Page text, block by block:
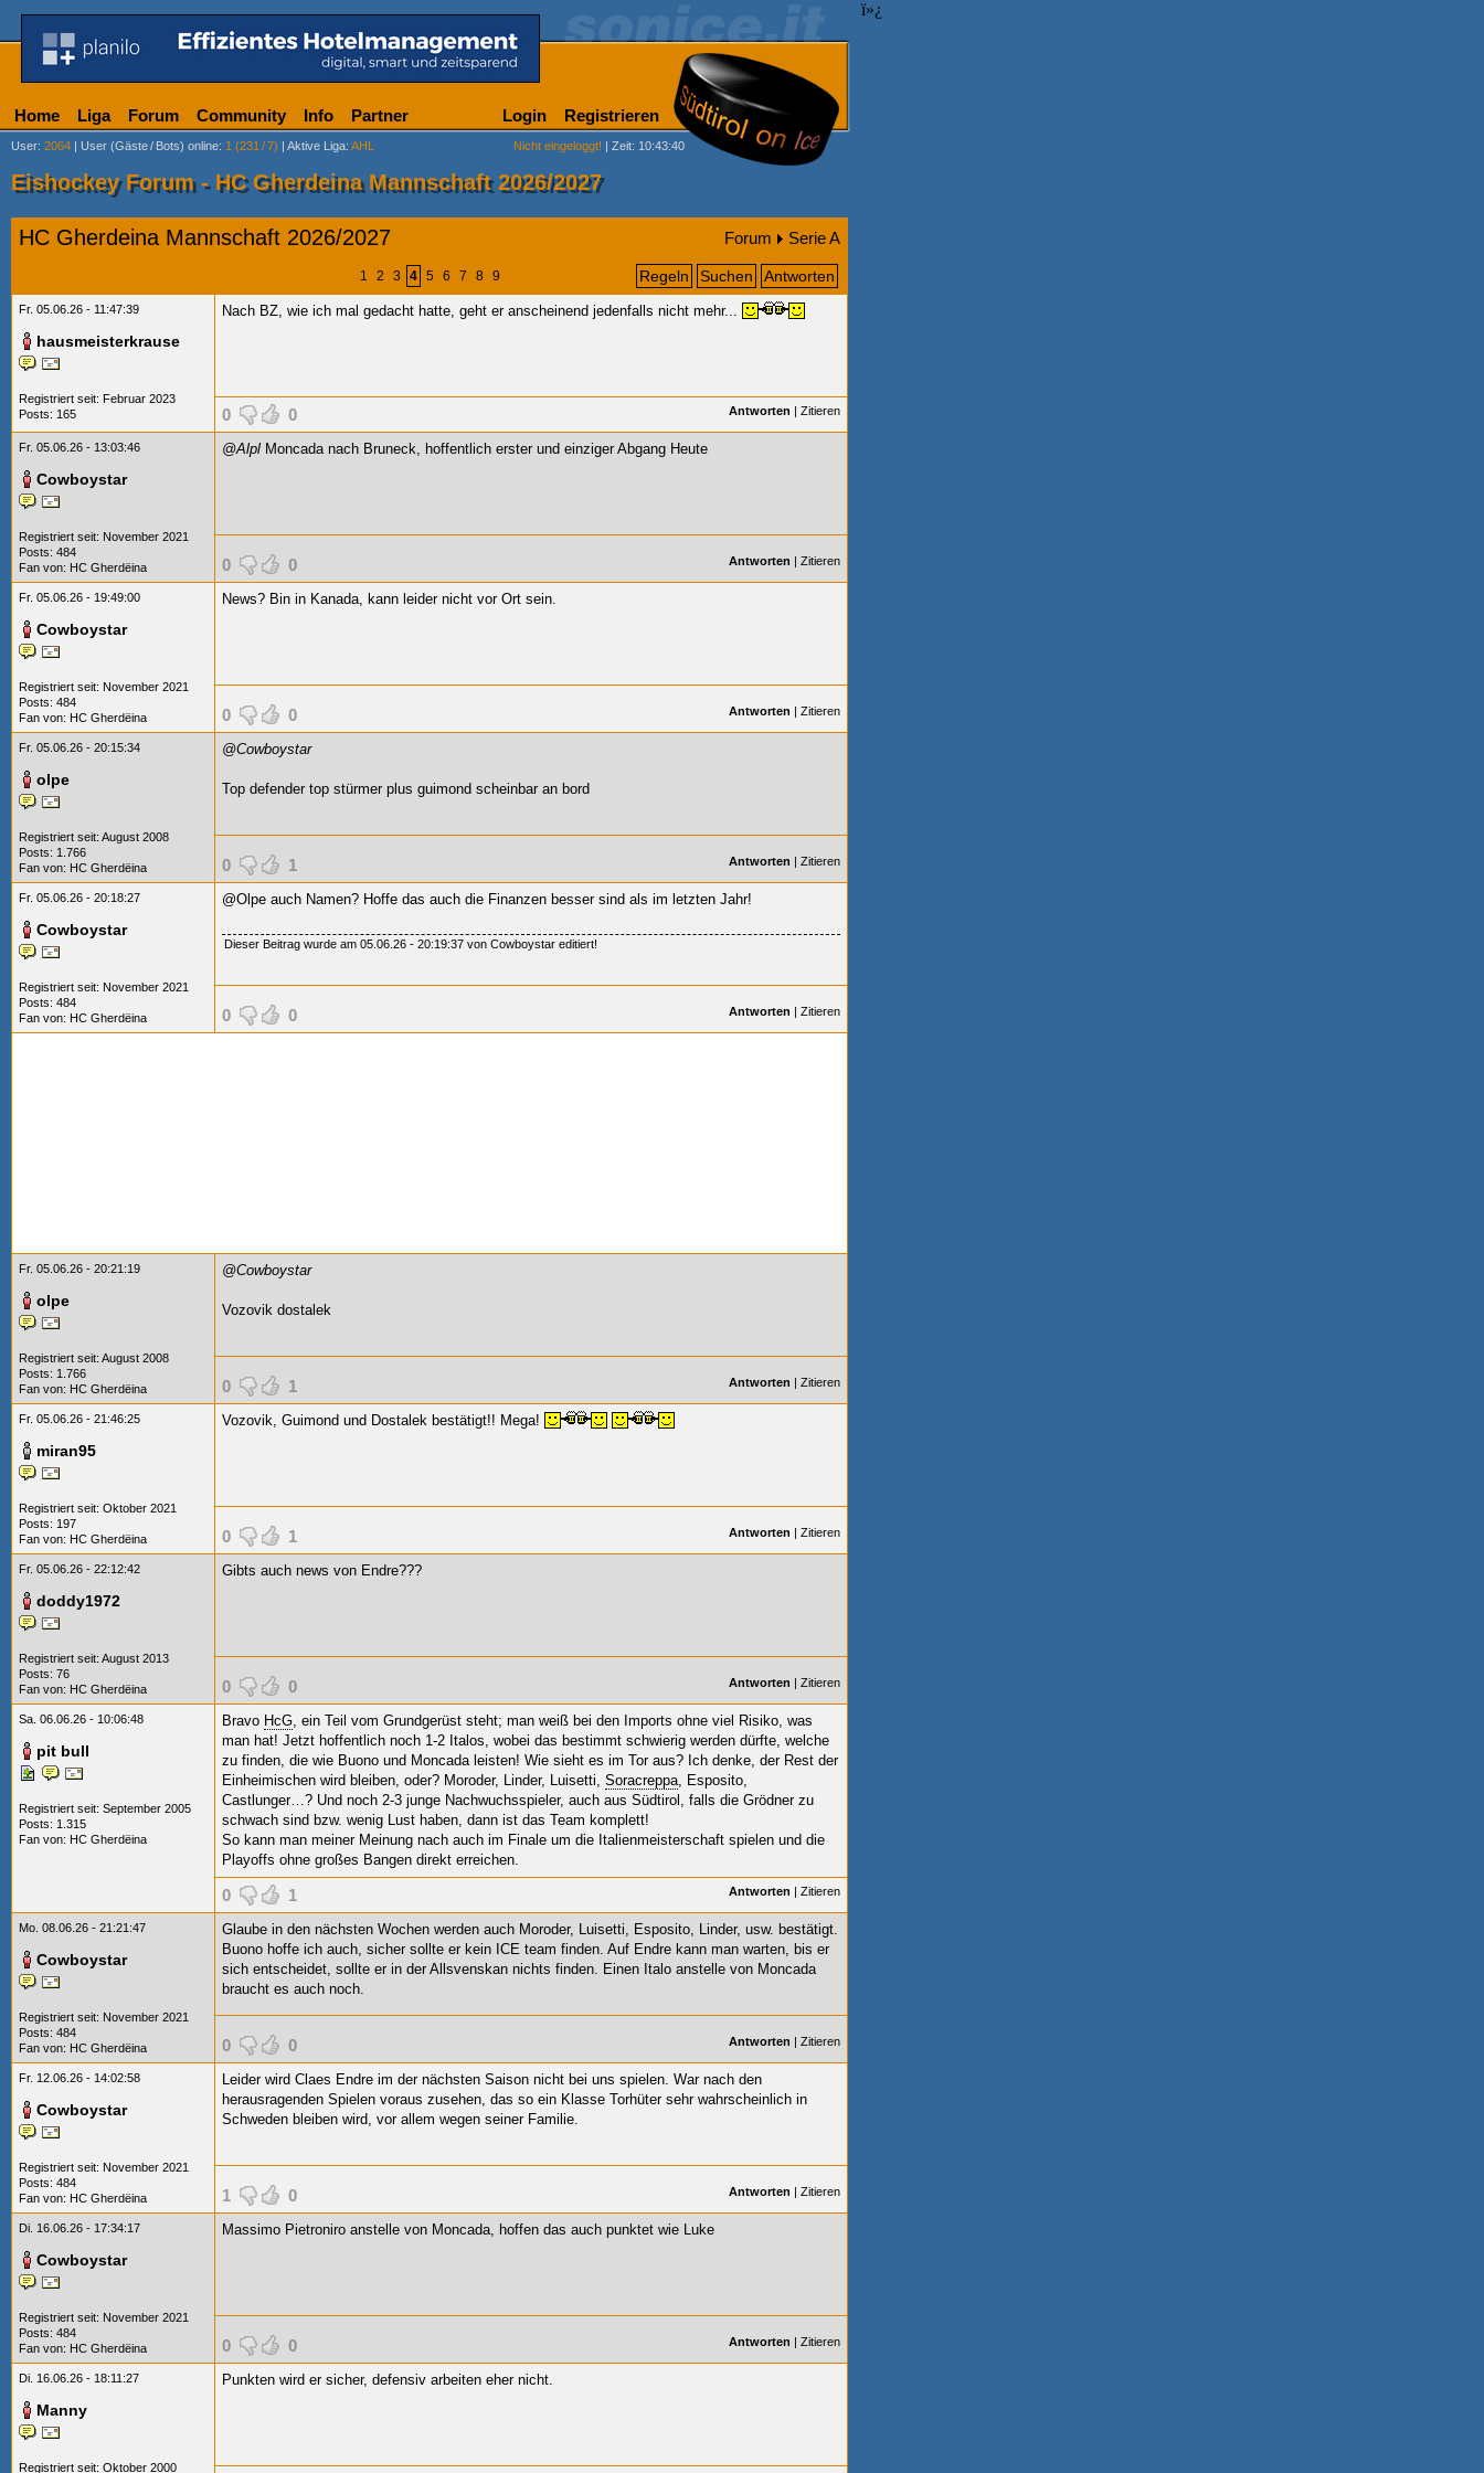
ï»¿
Home Liga Forum Community Info Partner Login Registrieren
User: 2064 | User (Gäste/ Bots) online: 1 (231 /7) | Aktive Liga: AHL Nicht eingeloggt! | Zeit: 10:43:40
Eishockey Forum - HC Gherdeina Mannschaft 2026/2027
HC Gherdeina Mannschaft 2026/2027 Forum Serie A
1 2 3 4 5 6 7 8 9 Regeln Suchen Antworten
Fr. 05.06.26 - 11:47:39
hausmeisterkrause
Registriert seit: Februar 2023
Posts: 165
Nach BZ, wie ich mal gedacht hatte, geht er anscheinend jedenfalls nicht mehr...
0 0 Antworten | Zitieren
Fr. 05.06.26 - 13:03:46
Cowboystar
Registriert seit: November 2021
Posts: 484
Fan von: HC Gherdëina
@Alpl Moncada nach Bruneck, hoffentlich erster und einziger Abgang Heute
0 0 Antworten | Zitieren
Fr. 05.06.26 - 19:49:00
Cowboystar
Registriert seit: November 2021
Posts: 484
Fan von: HC Gherdëina
News? Bin in Kanada, kann leider nicht vor Ort sein.
0 0 Antworten | Zitieren
Fr. 05.06.26 - 20:15:34
olpe
Registriert seit: August 2008
Posts: 1.766
Fan von: HC Gherdëina
@Cowboystar
Top defender top stürmer plus guimond scheinbar an bord
0 1 Antworten | Zitieren
Fr. 05.06.26 - 20:18:27
Cowboystar
Registriert seit: November 2021
Posts: 484
Fan von: HC Gherdëina
@Olpe auch Namen? Hoffe das auch die Finanzen besser sind als im letzten Jahr!
Dieser Beitrag wurde am 05.06.26 - 20:19:37 von Cowboystar editiert!
0 0 Antworten | Zitieren
Fr. 05.06.26 - 20:21:19
olpe
Registriert seit: August 2008
Posts: 1.766
Fan von: HC Gherdëina
@Cowboystar
Vozovik dostalek
0 1 Antworten | Zitieren
Fr. 05.06.26 - 21:46:25
miran95
Registriert seit: Oktober 2021
Posts: 197
Fan von: HC Gherdëina
Vozovik, Guimond und Dostalek bestätigt!! Mega!
0 1 Antworten | Zitieren
Fr. 05.06.26 - 22:12:42
doddy1972
Registriert seit: August 2013
Posts: 76
Fan von: HC Gherdëina
Gibts auch news von Endre???
0 0 Antworten | Zitieren
Sa. 06.06.26 - 10:06:48
pit bull
Registriert seit: September 2005
Posts: 1.315
Fan von: HC Gherdëina
Bravo HcG, ein Teil vom Grundgerüst steht; man weiß bei den Imports ohne viel Risiko, was
man hat! Jetzt hoffentlich noch 1-2 Italos, wobei das bestimmt schwierig werden dürfte, welche
zu finden, die wie Buono und Moncada leisten! Wie sieht es im Tor aus? Ich denke, der Rest der
Einheimischen wird bleiben, oder? Moroder, Linder, Luisetti, Soracreppa, Esposito,
Castlunger…? Und noch 2-3 junge Nachwuchsspieler, auch aus Südtirol, falls die Grödner zu
schwach sind bzw. wenig Lust haben, dann ist das Team komplett!
So kann man meiner Meinung nach auch im Finale um die Italienmeisterschaft spielen und die
Playoffs ohne großes Bangen direkt erreichen.
0 1 Antworten | Zitieren
Mo. 08.06.26 - 21:21:47
Cowboystar
Registriert seit: November 2021
Posts: 484
Fan von: HC Gherdëina
Glaube in den nächsten Wochen werden auch Moroder, Luisetti, Esposito, Linder, usw. bestätigt.
Buono hoffe ich auch, sicher sollte er kein ICE team finden. Auf Endre kann man warten, bis er
sich entscheidet, sollte er in der Allsvenskan nichts finden. Einen Italo anstelle von Moncada
braucht es auch noch.
0 0 Antworten | Zitieren
Fr. 12.06.26 - 14:02:58
Cowboystar
Registriert seit: November 2021
Posts: 484
Fan von: HC Gherdëina
Leider wird Claes Endre im der nächsten Saison nicht bei uns spielen. War nach den
herausragenden Spielen voraus zusehen, das so ein Klasse Torhüter sehr wahrscheinlich in
Schweden bleiben wird, vor allem wegen seiner Familie.
1 0 Antworten | Zitieren
Di. 16.06.26 - 17:34:17
Cowboystar
Registriert seit: November 2021
Posts: 484
Fan von: HC Gherdëina
Massimo Pietroniro anstelle von Moncada, hoffen das auch punktet wie Luke
0 0 Antworten | Zitieren
Di. 16.06.26 - 18:11:27
Manny
Registriert seit: Oktober 2000
Punkten wird er sicher, defensiv arbeiten eher nicht.